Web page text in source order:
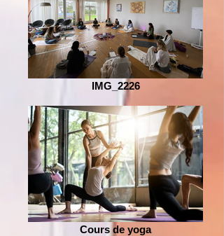
IMG_2226
Cours de yoga